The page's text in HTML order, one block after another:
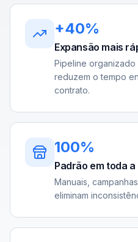
+40%
Expansão mais
Pipeline
reduzem o tempo
contrato.
100%
Padrão em toda
Manuais,
eliminam